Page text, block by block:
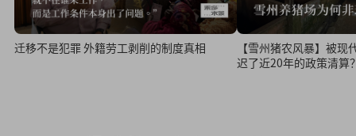
迁移不是犯罪 外籍劳工剥削的制度真相
【雪州猪农风暴】被
迟了近20年的政策清算